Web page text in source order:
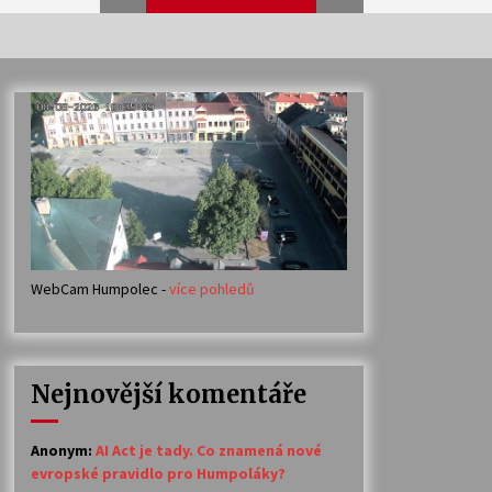
Veselí muzikanti
30. 7. 2026
Votavžatský ploty
23. 7. 2026
14. 7. 2026
30. 6. 2026
WebCam Humpolec -více pohledů
Nejnovější komentáře
Anonym: AI Act je tady. Co znamená nové
evropské pravidlo pro Humpoláky?